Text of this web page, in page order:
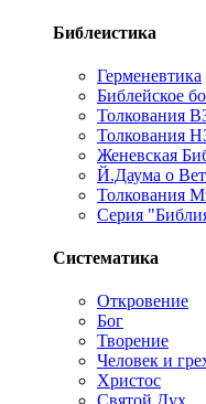
Библеистика
Герменевтика
Библейское
Толкования
Толкования
Женевская
Й.Даума о
Толкования
Серия
Систематика
Откровение
Бог
Творение
Человек и
Христос